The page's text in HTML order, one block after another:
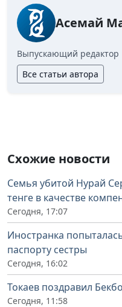
Асемай
Выпускающий редактор
Все статьи автора
Схожие новости
Семья убитой Нурай
тенге в качестве
Сегодня, 17:07
Иностранка
паспорту сестры
Сегодня, 16:02
Токаев поздравил
Сегодня, 11:58